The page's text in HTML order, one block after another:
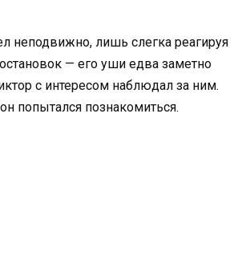
неподвижно, лишь слегка реагируя
— его уши едва заметно
с интересом наблюдал за ним.
попытался познакомиться.